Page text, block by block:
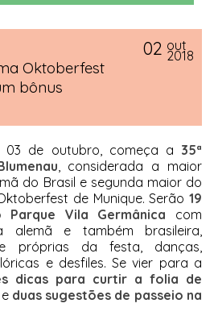
Oktoberfest
bônus
02 out
2018
03 de outubro, começa a 35ª
, considerada a maior
do Brasil e segunda maior do
de Munique. Serão 19
Vila Germânica com
alemã e também brasileira,
próprias da festa, danças,
e desfiles. Se vier para a
dicas para curtir a folia de
e duas sugestões de passeio na